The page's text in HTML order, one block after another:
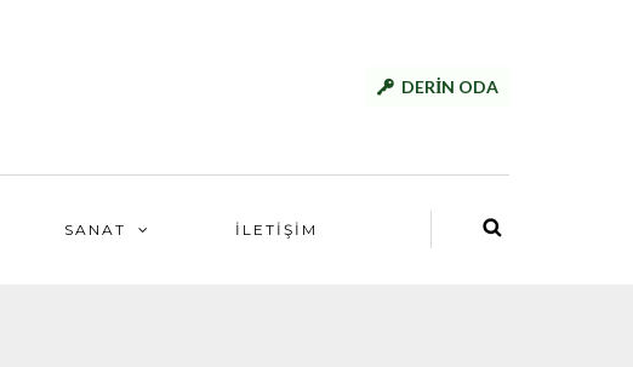
DERİN ODA
SANAT İLETİŞİM